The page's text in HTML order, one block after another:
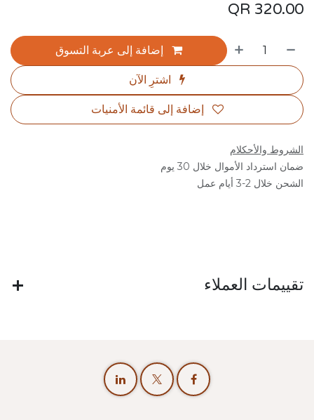
320.00
إضافة إلى عربة التسوق
اشترِ الآن
إضافة إلى قائمة الأمنيات
الشروط والأحكلام
ضمان استرداد الأموال خلال 30 يوم
الشحن خلال 2-3 أيام عمل
تقييمات العملاء